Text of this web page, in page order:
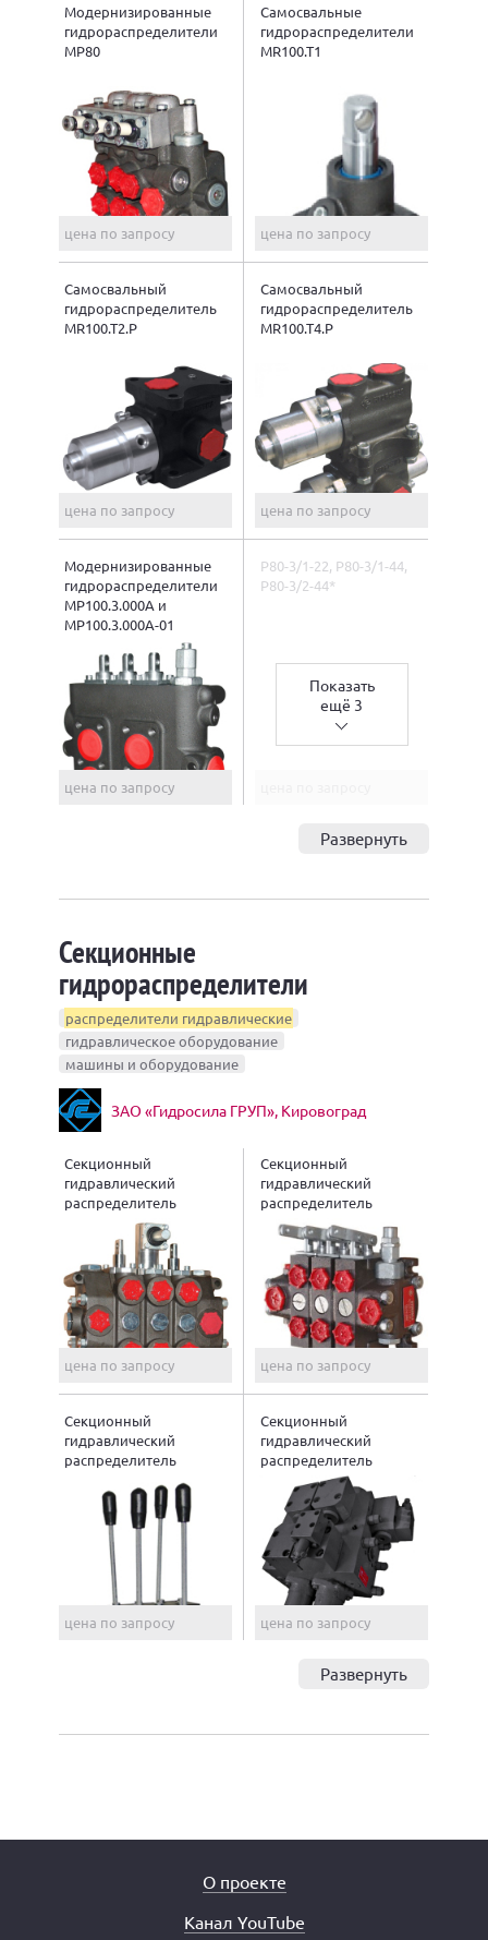
Модернизированные
гидрораспределители
МР80
цена по запросу
Самосвальные
гидрораспределители
MR100.T1
цена по запросу
Самосвальный
гидрораспределитель
MR100.T2.P
цена по запросу
Самосвальный
гидрораспределитель
MR100.T4.Р
цена по запросу
Модернизированные
гидрораспределители
МР100.3.000А и
МР100.3.000А-01
цена по запросу
P80-3/1-22, P80-3/1-44,
Р80-3/2-44*
Показать
ещё 3
Развернуть
Секционные
гидрораспределители
распределители гидравлические
гидравлическое оборудование
машины и оборудование
ЗАО «Гидросила ГРУП», Кировоград
Секционный
гидравлический
распределитель
цена по запросу
Секционный
гидравлический
распределитель
МРС70.4
цена по запросу
Секционный
гидравлический
распределитель
цена по запросу
Секционный
гидравлический
распределитель
МРGС25G
цена по запросу
Развернуть
О проекте
Канал YouTube